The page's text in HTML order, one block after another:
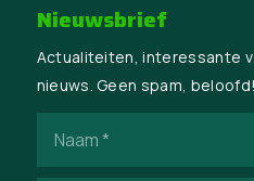
Nieuwsbrief
Actualiteiten, interessante
nieuws. Geen spam, beloofd!